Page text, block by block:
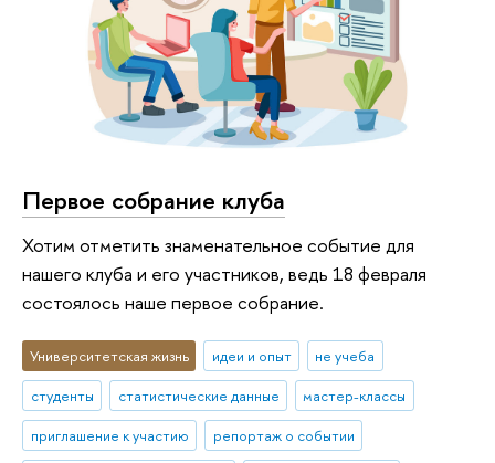
Первое собрание клуба
Хотим отметить знаменательное событие для
нашего клуба и его участников, ведь 18 февраля
состоялось наше первое собрание.
Университетская жизнь идеи и опыт
не учеба
студенты
статистические данные
мастер-классы
приглашение к участию
репортаж о событии